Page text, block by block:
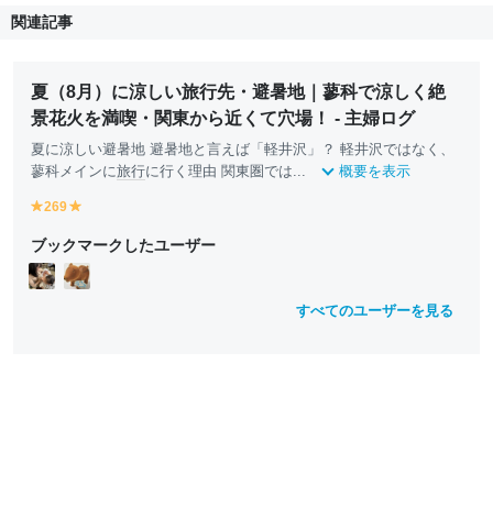
関連記事
夏（8月）に涼しい旅行先・避暑地｜蓼科で涼しく絶
景花火を満喫・関東から近くて穴場！ - 主婦ログ
夏に涼しい避暑地 避暑地と言えば「軽井沢」？ 軽井沢ではなく、
蓼科メインに旅行に行く理由 関東圏では... 概要を表示
y
ll
o
w
269
ll
o
w
ブックマークしたユーザー
すべてのユーザーを見る